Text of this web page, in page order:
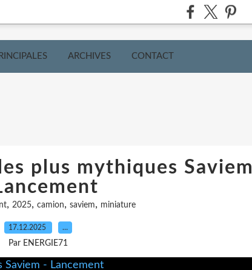
ARCHIVES CONTACT
plus mythiques Saviem
, 2025, camion, saviem, miniature
17.12.2025 …
Par ENERGIE71